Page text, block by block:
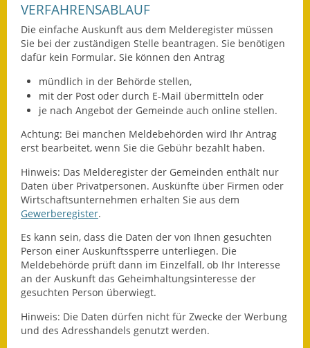
Beratungsstellen im
Landkreis
Dienstleistungen
Formulare
Fundbehörde
Gemeinderat
Sitzungsberichte 2015
Sitzungsberichte 2016
Sitzungsberichte 2017
Sitzungsberichte 2018
Sitzungsberichte 2019
Sitzungsberichte 2020
VERFAHRENSABLAUF
Die einfache Auskunft aus dem Melderegister müssen
Sie bei der zuständigen Stelle beantragen. Sie benötigen
dafür kein Formular. Sie können den Antrag
mündlich in der Behörde stellen,
mit der Post oder durch E-Mail übermitteln oder
je nach Angebot der Gemeinde auch online stellen.
Achtung: Bei manchen Meldebehörden wird Ihr Antrag
erst bearbeitet, wenn Sie die Gebühr bezahlt haben.
Hinweis: Das Melderegister der Gemeinden enthält nur
Daten über Privatpersonen. Auskünfte über Firmen oder
Wirtschaftsunternehmen erhalten Sie aus dem
Gewerberegister.
Es kann sein, dass die Daten der von Ihnen gesuchten
Person einer Auskunftssperre unterliegen. Die
Meldebehörde prüft dann im Einzelfall, ob Ihr Interesse
an der Auskunft das Geheimhaltungsinteresse der
gesuchten Person überwiegt.
Hinweis: Die Daten dürfen nicht für Zwecke der Werbung
und des Adresshandels genutzt werden.